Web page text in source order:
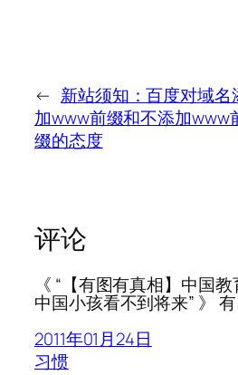
← 新站须知：百度对域名
加www前缀和不添加www
缀的态度
评论
《 “【有图有真相】中国
中国小孩看不到将来” 》
2011年01月24日
习惯